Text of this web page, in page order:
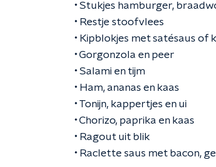
• Stukjes hamburger,
• Restje stoofvlees
• Kipblokjes met satésaus of
• Gorgonzola en peer
• Salami en tijm
• Ham, ananas en kaas
• Tonijn, kappertjes en ui
• Chorizo, paprika en kaas
• Ragout uit blik
• Raclette saus met bacon,